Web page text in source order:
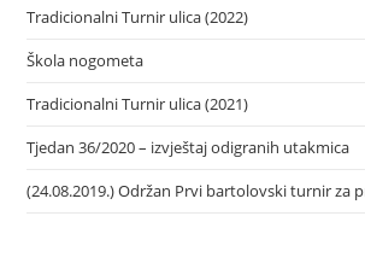
Tradicionalni Turnir ulica (2022)
Škola nogometa
Tradicionalni Turnir ulica (2021)
Tjedan 36/2020 – izvještaj odigranih utakmica
(24.08.2019.) Održan Prvi bartolovski turnir za